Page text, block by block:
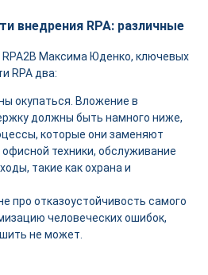
внедрения RPA: различные
Максима Юденко, ключевых
RPA два:
окупаться. Вложение в
должны быть намного ниже,
которые они заменяют
техники, обслуживание
такие как охрана и
про отказоустойчивость самого
человеческих ошибок,
не может.